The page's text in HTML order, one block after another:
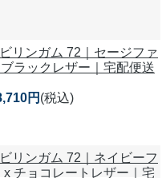
リンガム 72｜セージファ
ラックレザー｜宅配便送
円 (税込)
リンガム 72｜ネイビーフ
x チョコレートレザー｜宅